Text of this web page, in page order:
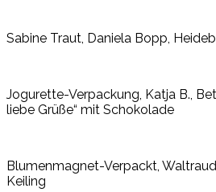
Sabine Traut, Daniela Bopp,
Jogurette-Verpackung, Katja B.,
liebe Grüße“ mit Schokolade
Blumenmagnet-Verpackt,
Keiling